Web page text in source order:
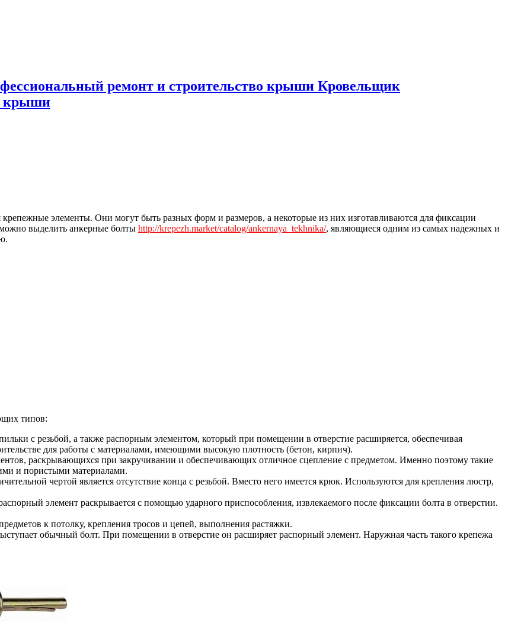
ремонт и строительство крыши Кровельщик
крыши
крепежные элементы. Они могут быть разных форм и размеров, а некоторые из них изготавливаются для фиксации
выделить анкерные болты http://krepezh.market/catalog/ankernaya_tekhnika/, являющиеся одним из самых надежных и
типов:
с резьбой, а также распорным элементом, который при помещении в отверстие расширяется, обеспечивая
для работы с материалами, имеющими высокую плотность (бетон, кирпич).
раскрывающихся при закручивании и обеспечивающих отличное сцепление с предметом. Именно поэтому такие
и пористыми материалами.
чертой является отсутствие конца с резьбой. Вместо него имеется крюк. Используются для крепления люстр,
элемент раскрывается с помощью ударного приспособления, извлекаемого после фиксации болта в отверстии.
к потолку, крепления тросов и цепей, выполнения растяжки.
обычный болт. При помещении в отверстие он расширяет распорный элемент. Наружная часть такого крепежа